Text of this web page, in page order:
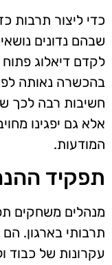
כדי ליצור תרבות
שבהם נדונים
לקדם דיאלוג
בהכשרה נאותה
חשיבות רבה לכך
אלא גם יפגינו
המודעות.
תפקיד
מנהלים משחקים
תרבותי בארגון.
עקרונות של כבוד